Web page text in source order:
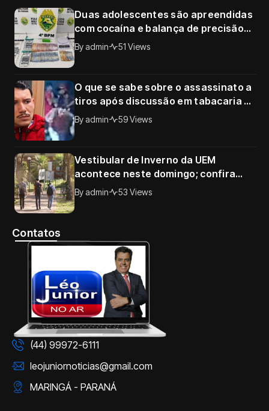
Duas adolescentes são apreendidas
com cocaína e balança de precisão
no Conjunto Requião, em Maringá
Byadmin 51 Views
O que se sabe sobre o assassinato a
tiros após discussão em tabacaria de
Sarandi; câmera registrou o crime
Byadmin 59 Views
Vestibular de Inverno da UEM
acontece neste domingo; confira
horários, documentos e tudo o que o
candidato precisa saber
Byadmin 53 Views
Contatos
(44) 99972-6111
leojuniornoticias@gmail.com
MARINGÁ - PARANÁ